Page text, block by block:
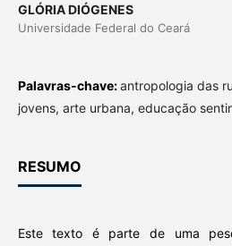
GLÓRIA DIÓGENES
Universidade Federal do Ceará
Palavras-chave:antropologia das
jovens, arte urbana, educação
RESUMO
Este texto é parte de uma